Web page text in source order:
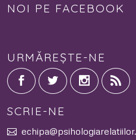
NOI PE FACEBOOK
URMĂREȘTE-NE
SCRIE-NE